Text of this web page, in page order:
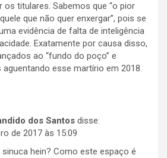
os titulares. Sabemos que “o pior
que não quer enxergar”, pois se
evidência de falta de inteligência
Exatamente por causa disso,
ao “fundo do poço” e
esse martírio em 2018.
dos Santos disse:
de 2017 às 15:09
sinuca hein? Como este espaço é